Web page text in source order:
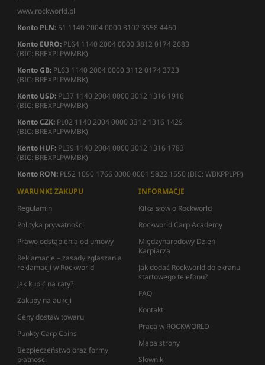
www.rockworld.pl
Konto PLN: 51 1140 2004 0000 3102 3558 4460
Konto EURO: PL64 1140 2004 0000 3812 0174 2683
(BIC: BREXPLPWMBK)
Konto GB: PL63 1140 2004 0000 3112 0174 3723
(BIC: BREXPLPWMBK)
Konto USD: PL37 1140 2004 0000 3012 1316 1916
(BIC: BREXPLPWMBK)
Konto CZK: PL02 1140 2004 0000 3312 1316 1429
(BIC: BREXPLPWMBK)
Konto HUF: PL39 1140 2004 0000 3012 1316 1783
(BIC: BREXPLPWMBK)
Konto RON: PL52 1090 1766 0000 0001 5822 1550 (BIC: WBKPPLPP)
WARUNKI ZAKUPU
Regulamin
Polityka prywatności
Prawo odstąpienia od umowy
Reklamacje – zasady zgłaszania
reklamacji w Rockworld
Jak kupić na raty?
Zakupy na aukcji
Ceny dostaw towaru
Punkty Carp Coins
Bezpieczeństwo oraz formy
płatności
INFORMACJE
Kilka słów o Rockworld
Rockworld Carp Academy
Międzynarodowy Dzień
Karpiarza
Jak dodać Rockworld do ekranu
startowego telefonu?
FAQ
Kontakt
Praca w ROCKWORLD
Mapa strony
Słownik